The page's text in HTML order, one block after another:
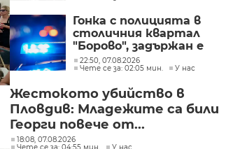
Гонка с полицията в
столичния квартал
"Борово", задържан е
мъж, у когото са
намерени 460 000 евро
22:50, 07.08.2026
Чете се за: 02:05 мин.
У нас
Жестокото убийство в
Пловдив: Младежите са били
Георги повече от...
18:08, 07.08.2026